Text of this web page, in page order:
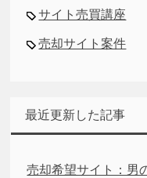
サイト売買講座
売却サイト案件
最近更新した記事
売却希望サイト：男